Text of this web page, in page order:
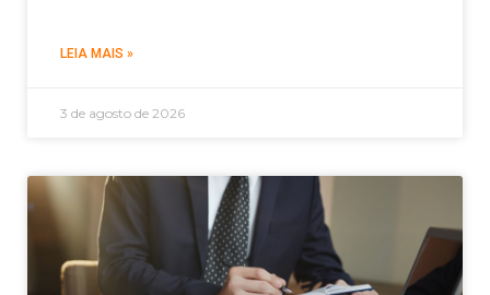
LEIA MAIS »
3 de agosto de 2026